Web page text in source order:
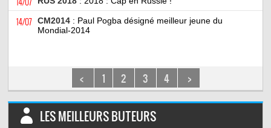
14/07 CM2014 : Paul Pogba désigné meilleur jeune du
Mondial-2014
< 1 2 3 4 >
LES MEILLEURS BUTEURS